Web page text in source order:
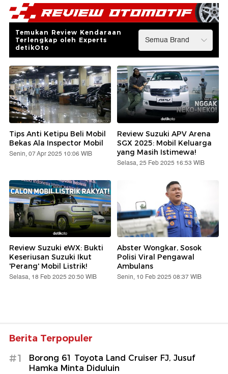
Temukan Review Kendaraan
Terlengkap oleh Experts
detikOto
Tips Anti Ketipu Beli Mobil
Bekas Ala Inspector Mobil
Senin, 07 Apr 2025 10:06 WIB
Review Suzuki APV Arena
SGX 2025: Mobil Keluarga
yang Masih Istimewa!
Selasa, 25 Feb 2025 16:53 WIB
Review Suzuki eWX: Bukti
Keseriusan Suzuki Ikut
'Perang' Mobil Listrik!
Selasa, 18 Feb 2025 20:50 WIB
Abster Wongkar, Sosok
Polisi Viral Pengawal
Ambulans
Senin, 10 Feb 2025 08:37 WIB
Berita Terpopuler
#1
Borong 61 Toyota Land Cruiser FJ, Jusuf
Hamka Minta Diduluin